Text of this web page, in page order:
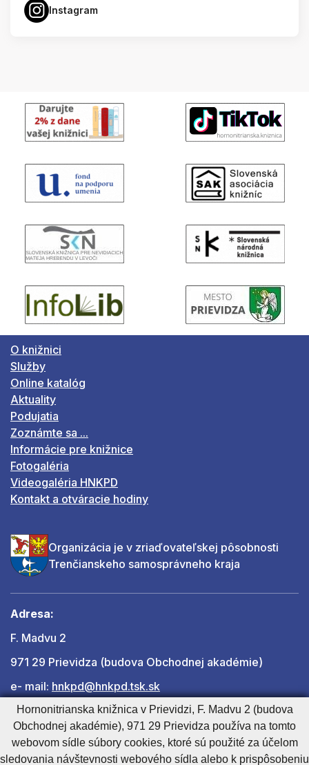
Instagram
O knižnici
Služby
Online katalóg
Aktuality
Podujatia
Zoznámte sa ...
Informácie pre knižnice
Fotogaléria
Videogaléria HNKPD
Kontakt a otváracie hodiny
Organizácia je v zriaďovateľskej pôsobnosti
Trenčianskeho samosprávneho kraja
Adresa:
F. Madvu 2
971 29 Prievidza (budova Obchodnej akadémie)
e- mail: hnkpd@hnkpd.tsk.sk
Ďalšie kontakty
Hornonitrianska knižnica v Prievidzi, F. Madvu 2 (budova
Obchodnej akadémie), 971 29 Prievidza používa na tomto
webovom sídle súbory cookies, ktoré sú použité za účelom
sledovania návštevnosti webového sídla alebo k prispôsobeniu